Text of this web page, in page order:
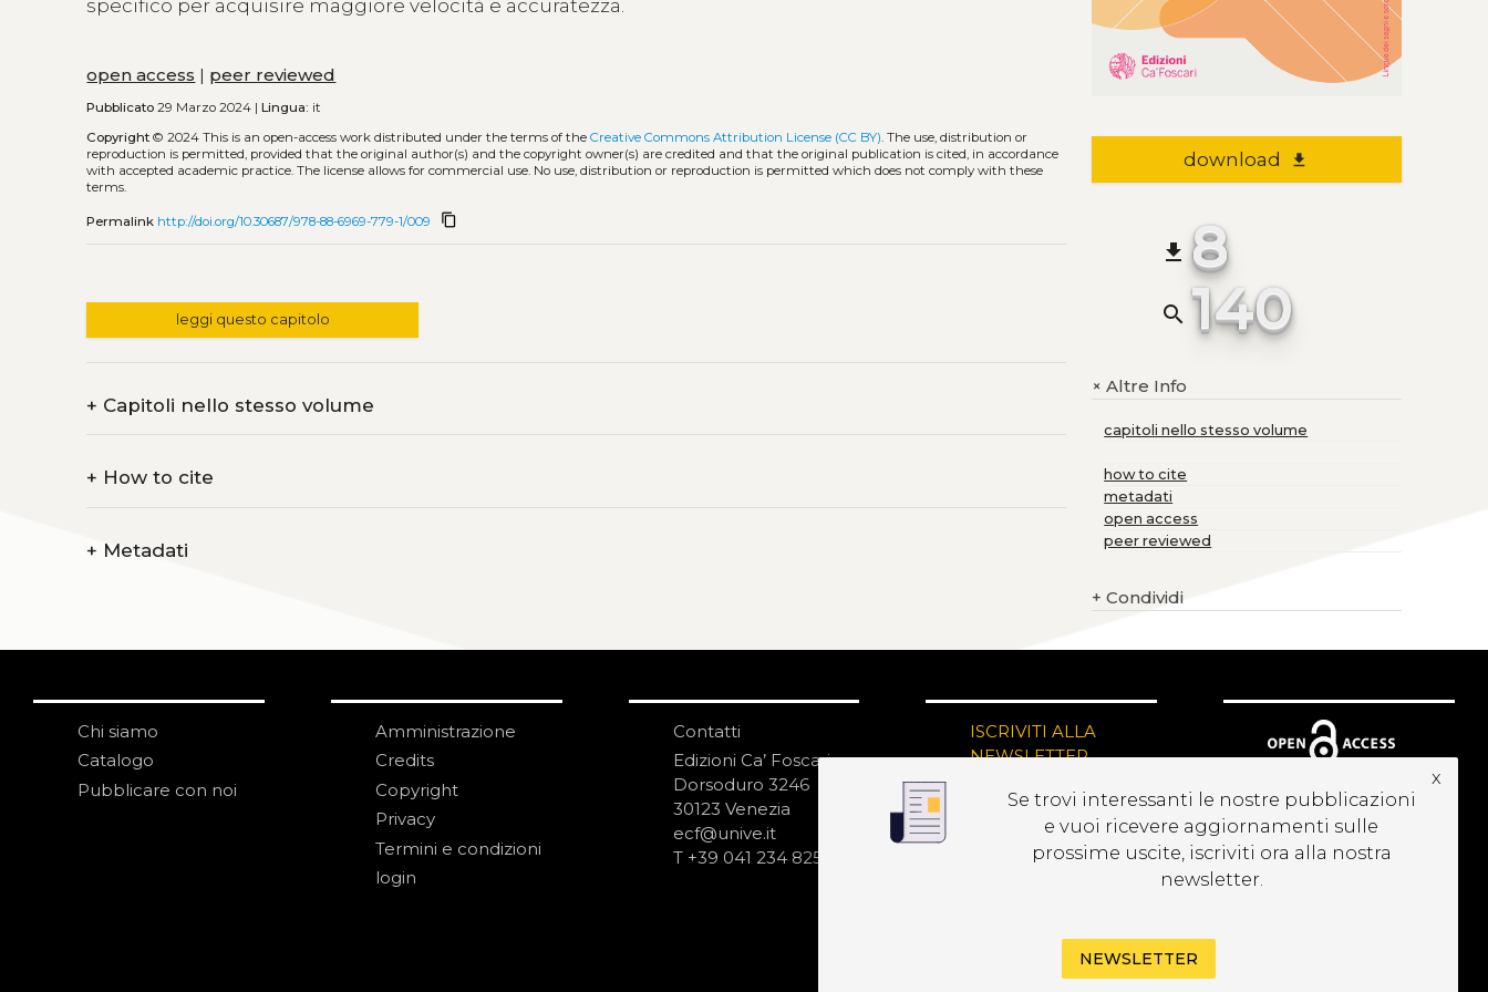
specifico per acquisire maggiore velocità e accuratezza.
open access | peer reviewed
Pubblicato 29 Marzo 2024 |Lingua: it
Copyright © 2024This is an open-access work distributed under the terms of theCreative Commons Attribution License (CC BY) . The use, distribution or
reproduction is permitted, provided that the original author(s) and the copyright owner(s) are credited and that the original publication is cited, in accordance
with accepted academic practice. The license allows for commercial use. No use, distribution or reproduction is permitted which does not comply with these
terms.
Permalink http://doi.org/10.30687/978-88-6969-779-1/009 content_copy
leggi questo capitolo
+ Capitoli nello stesso volume
+ How to cite
+ Metadati
download file_download
file_download 8
search 140
+Altre Info
capitoli nello stesso volume
how to cite
metadati
open access
peer reviewed
+ Condividi
Chi siamo
Catalogo
Pubblicare con noi
Amministrazione
Credits
Copyright
Privacy
Termini e condizioni
login
Contatti
Edizioni Ca’ Foscari
Dorsoduro 3246
30123 Venezia
ecf@unive.it
T +39 041 234 8250
ISCRIVITI ALLA
NEWSLETTER
Se trovi interessanti le nostre pubblicazioni
e vuoi ricevere aggiornamenti sulle
prossime uscite, iscriviti ora alla nostra
newsletter.
x
NEWSLETTER